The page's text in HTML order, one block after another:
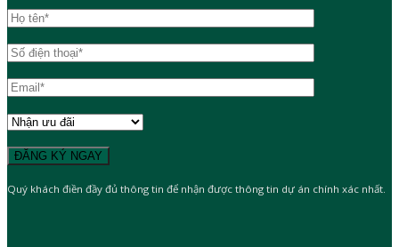
Quý khách điền đầy đủ thông tin để nhận được thông tin dự án chính xác nhất.